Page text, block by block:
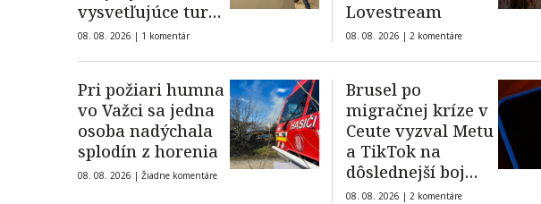
vysvetľujúce turné
o zmenách vo
08. 08. 2026 | 1 komentár
Lovestream
08. 08. 2026 | 2 komentáre
Pri požiari humna
vo Važci sa jedna
osoba nadýchala
splodín z horenia
08. 08. 2026 | Žiadne komentáre
Brusel po
migračnej kríze v
Ceute vyzval Metu
a TikTok na
dôslednejší boj
proti
08. 08. 2026 | 2 komentáre